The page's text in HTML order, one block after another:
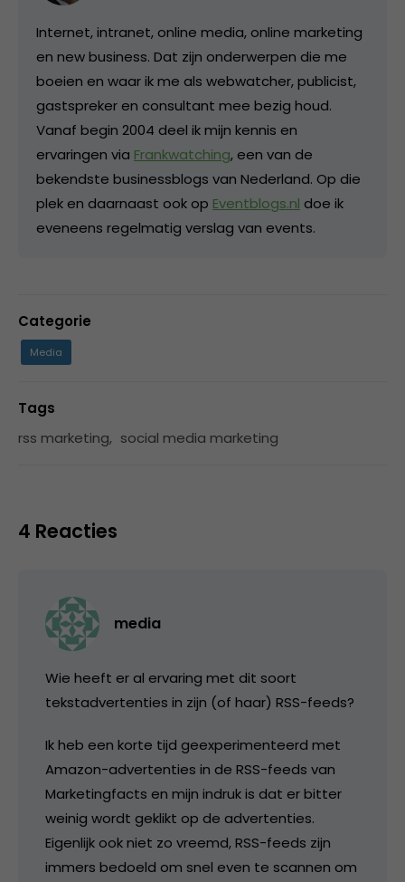
Internet, intranet, online media, online marketing
en new business. Dat zijn onderwerpen die me
boeien en waar ik me als webwatcher, publicist,
gastspreker en consultant mee bezig houd.
Vanaf begin 2004 deel ik mijn kennis en
ervaringen via Frankwatching, een van de
bekendste businessblogs van Nederland. Op die
plek en daarnaast ook op Eventblogs.nl doe ik
eveneens regelmatig verslag van events.
Categorie
Media
Tags
rss marketing, social media marketing
4 Reacties
media
Wie heeft er al ervaring met dit soort
tekstadvertenties in zijn (of haar) RSS-feeds?
Ik heb een korte tijd geexperimenteerd met
Amazon-advertenties in de RSS-feeds van
Marketingfacts en mijn indruk is dat er bitter
weinig wordt geklikt op de advertenties.
Eigenlijk ook niet zo vreemd, RSS-feeds zijn
immers bedoeld om snel even te scannen om